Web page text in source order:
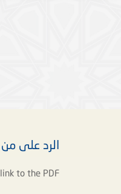
الرد على من
to the PDF!